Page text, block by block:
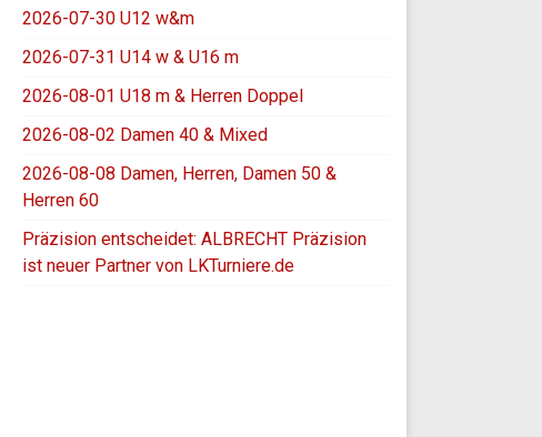
2026-07-30 U12 w&m
2026-07-31 U14 w & U16 m
2026-08-01 U18 m & Herren Doppel
2026-08-02 Damen 40 & Mixed
2026-08-08 Damen, Herren, Damen 50 &
Herren 60
Präzision entscheidet: ALBRECHT Präzision
ist neuer Partner von LKTurniere.de